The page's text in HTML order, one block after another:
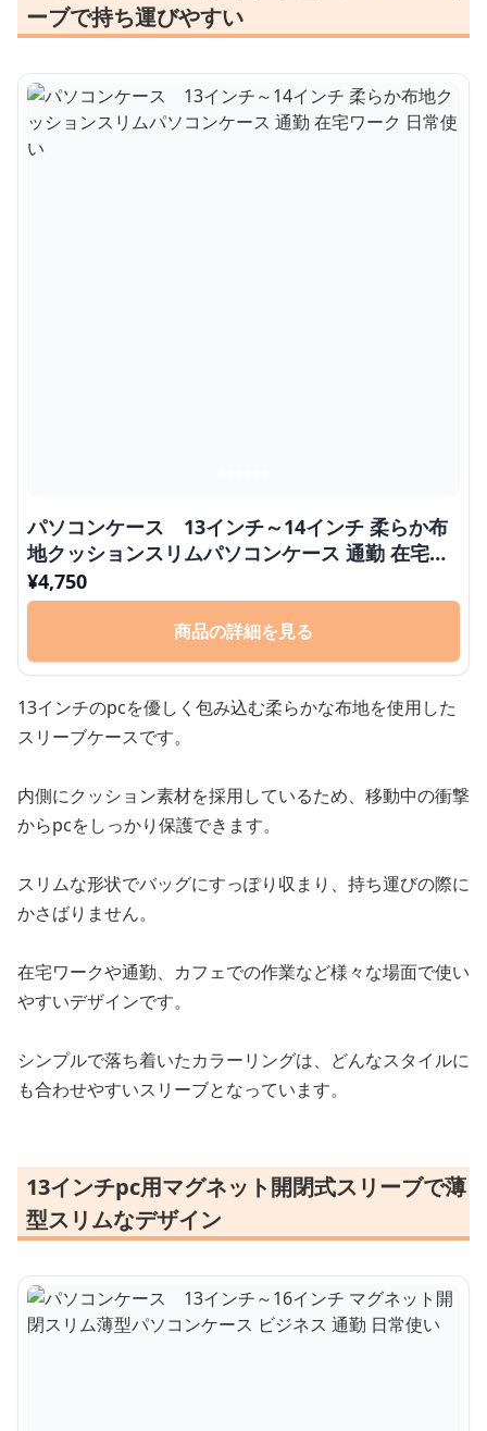
ーブで持ち運びやすい
パソコンケース 13インチ～14インチ 柔らか布
地クッションスリムパソコンケース 通勤 在宅ワ
ーク 日常使い
¥4,750
商品の詳細を見る
13インチのpcを優しく包み込む柔らかな布地を使用した
スリーブケースです。
内側にクッション素材を採用しているため、移動中の衝撃
からpcをしっかり保護できます。
スリムな形状でバッグにすっぽり収まり、持ち運びの際に
かさばりません。
在宅ワークや通勤、カフェでの作業など様々な場面で使い
やすいデザインです。
シンプルで落ち着いたカラーリングは、どんなスタイルに
も合わせやすいスリーブとなっています。
13インチpc用マグネット開閉式スリーブで薄
型スリムなデザイン